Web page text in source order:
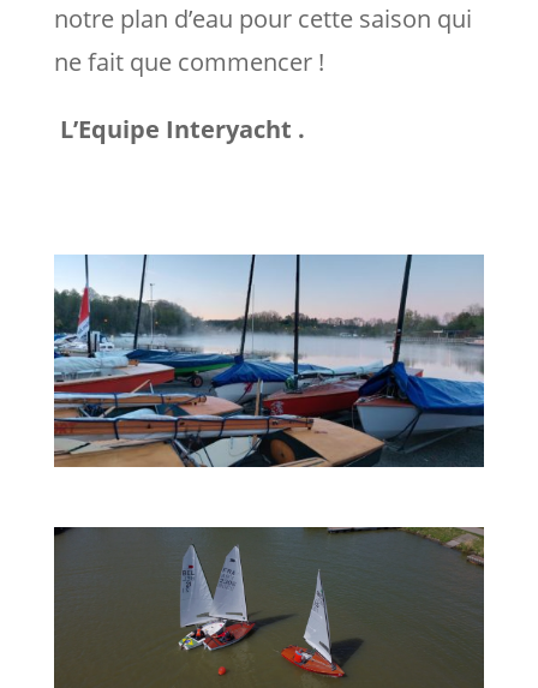
notre plan d’eau pour cette saison qui
ne fait que commencer !
L’Equipe Interyacht .